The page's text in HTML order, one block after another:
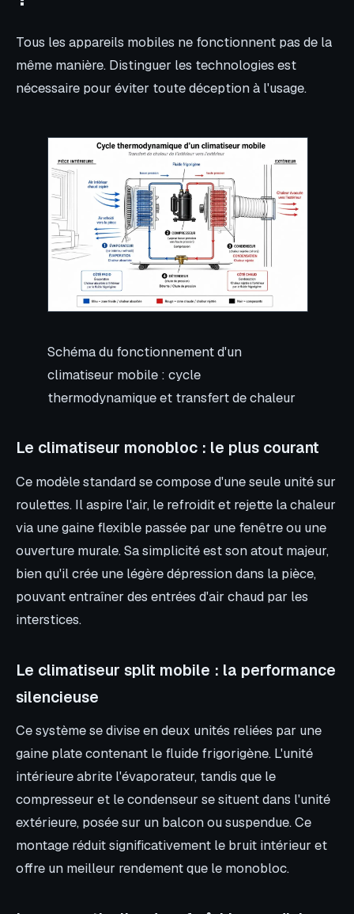
Tous les appareils mobiles ne fonctionnent pas de la
même manière. Distinguer les technologies est
nécessaire pour éviter toute déception à l'usage.
Schéma du fonctionnement d'un
climatiseur mobile : cycle
thermodynamique et transfert de chaleur
Le climatiseur monobloc : le plus courant
Ce modèle standard se compose d'une seule unité sur
roulettes. Il aspire l'air, le refroidit et rejette la chaleur
via une gaine flexible passée par une fenêtre ou une
ouverture murale. Sa simplicité est son atout majeur,
bien qu'il crée une légère dépression dans la pièce,
pouvant entraîner des entrées d'air chaud par les
interstices.
Le climatiseur split mobile : la performance
silencieuse
Ce système se divise en deux unités reliées par une
gaine plate contenant le fluide frigorigène. L'unité
intérieure abrite l'évaporateur, tandis que le
compresseur et le condenseur se situent dans l'unité
extérieure, posée sur un balcon ou suspendue. Ce
montage réduit significativement le bruit intérieur et
offre un meilleur rendement que le monobloc.